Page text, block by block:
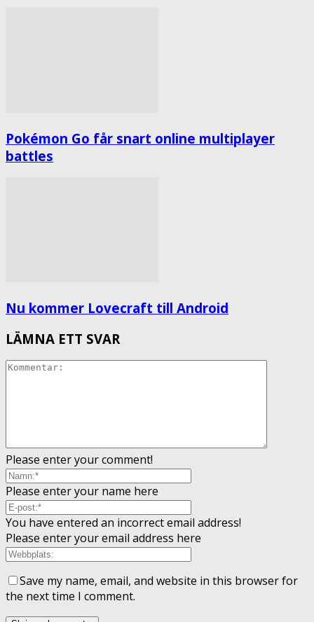
Pokémon Go får snart online multiplayer
battles
Nu kommer Lovecraft till Android
LÄMNA ETT SVAR
Please enter your comment!
Please enter your name here
You have entered an incorrect email address!
Please enter your email address here
Save my name, email, and website in this browser for
the next time I comment.